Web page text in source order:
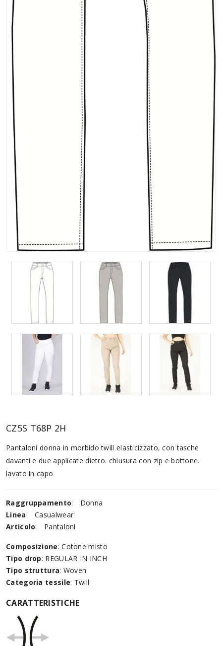
CZ5S T68P 2H
Pantaloni donna in morbido twill elasticizzato, con tasche
davanti e due applicate dietro. chiusura con zip e bottone.
lavato in capo
Raggruppamento:
Donna
Linea:
Casualwear
Articolo: Pantaloni
Composizione: Cotone misto
Tipo drop: REGULAR IN INCH
Tipo struttura: Woven
Categoria tessile: Twill
CARATTERISTICHE